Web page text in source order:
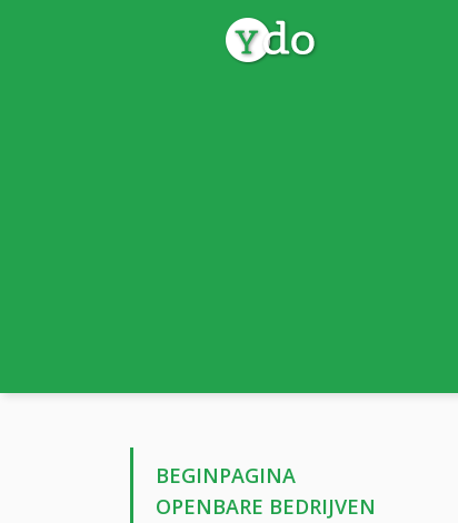
BEGINPAGINA
OPENBARE BEDRIJVEN